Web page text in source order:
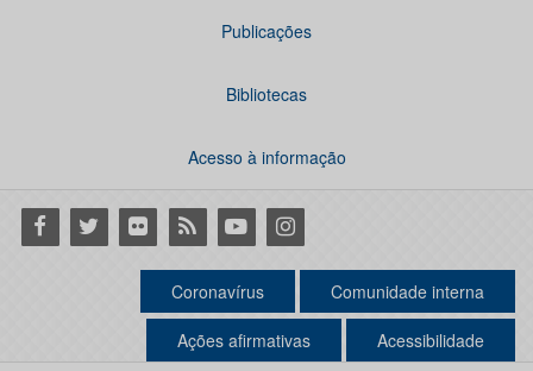
Publicações
Bibliotecas
Acesso à informação
Facebook
Twitter Flickr RSS YoutubeInstagram
Coronavírus Comunidade interna
Ações afirmativas Acessibilidade